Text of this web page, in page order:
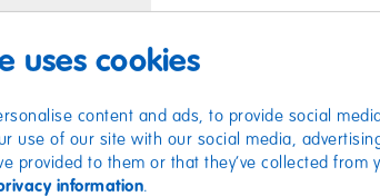
uses cookies
content and ads, to provide social
use of our site with our social media,
provided to them or that they’ve collected
information.